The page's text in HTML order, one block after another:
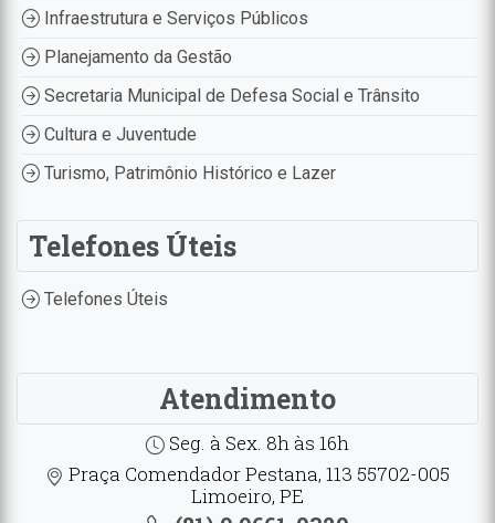
Infraestrutura e Serviços Públicos
Planejamento da Gestão
Secretaria Municipal de Defesa Social e Trânsito
Cultura e Juventude
Turismo, Patrimônio Histórico e Lazer
Telefones Úteis
Telefones Úteis
Atendimento
Seg. à Sex. 8h às 16h
Praça Comendador Pestana, 113 55702-005
Limoeiro, PE